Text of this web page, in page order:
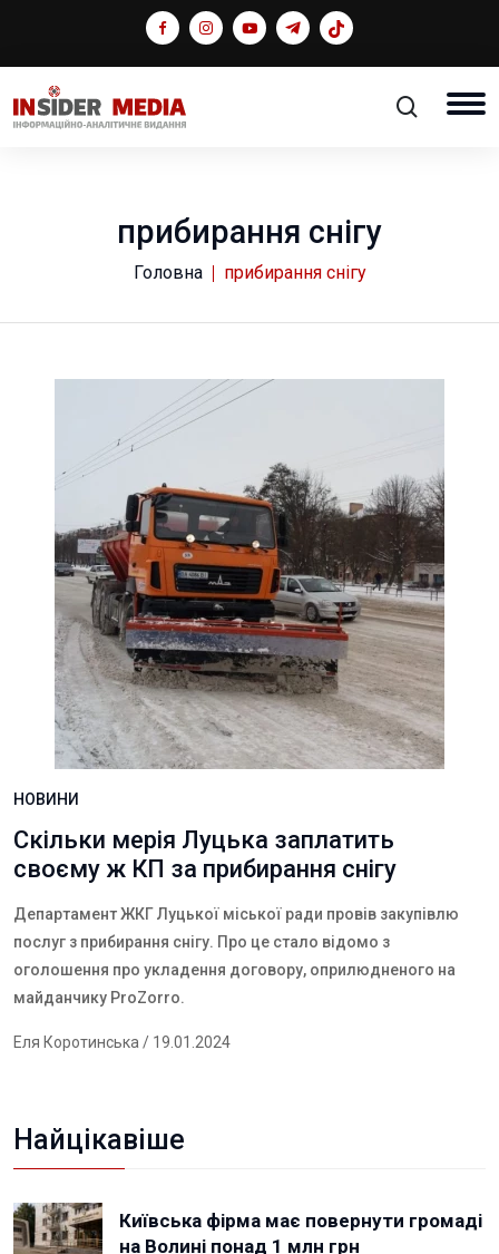
прибирання снігу
Головна прибирання снігу
НОВИНИ
Скільки мерія Луцька заплатить
своєму ж КП за прибирання снігу
Департамент ЖКГ Луцької міської ради провів закупівлю
послуг з прибирання снігу. Про це стало відомо з
оголошення про укладення договору, оприлюдненого на
майданчику ProZorro.
Еля Коротинська / 19.01.2024
Найцікавіше
Київська фірма має повернути громаді
на Волині понад 1 млн грн